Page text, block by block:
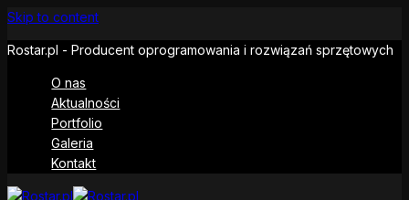
Skip to content
Rostar.pl - Producent oprogramowania i rozwiązań sprzętowych
O nas
Aktualności
Portfolio
Galeria
Kontakt